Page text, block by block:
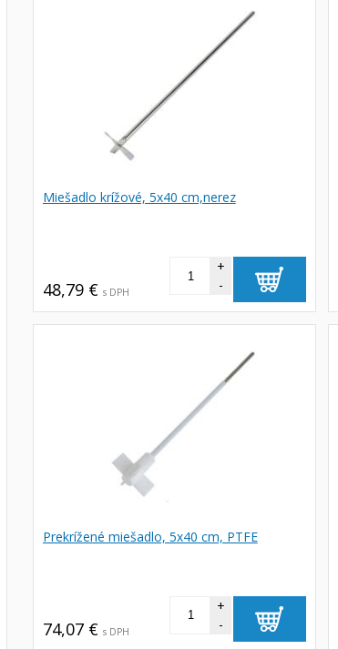
Miešadlo krížové, 5x40 cm,nerez
48,79 € s DPH -
+
Prekrížené miešadlo, 5x40 cm, PTFE
74,07 € s DPH -
+